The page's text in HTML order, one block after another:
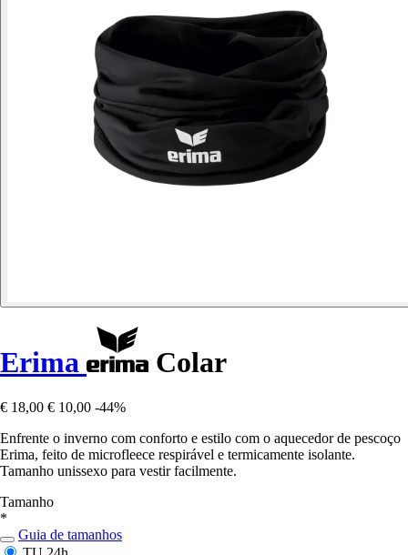
Erima Colar
€ 18,00 € 10,00 -44%
Enfrente o inverno com conforto e estilo com o aquecedor de pescoço
Erima, feito de microfleece respirável e termicamente isolante.
Tamanho unissexo para vestir facilmente.
Tamanho
*
Guia de tamanhos